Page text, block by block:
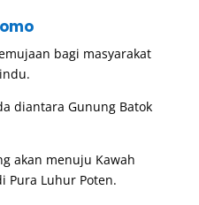
bagi masyarakat
diantara Gunung Batok
akan menuju Kawah
Pura Luhur Poten.